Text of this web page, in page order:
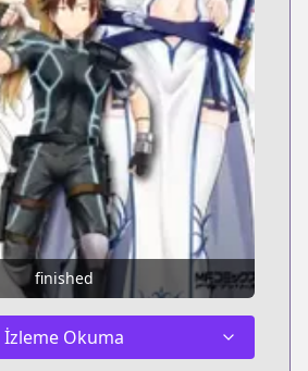
finished
İzleme Okuma